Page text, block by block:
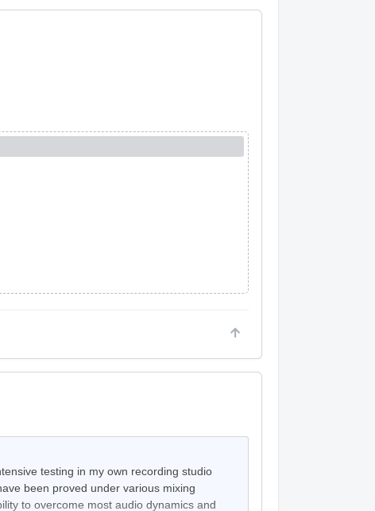
testing in my own recording studio
been proved under various mixing
to overcome most audio dynamics and